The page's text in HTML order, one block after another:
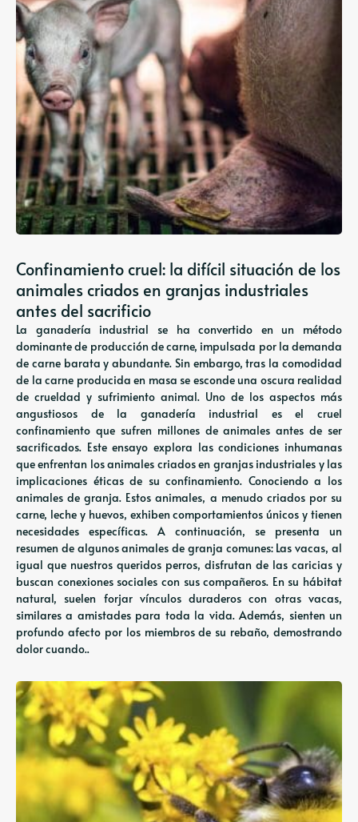
Confinamiento cruel: la difícil situación de los
animales criados en granjas industriales
antes del sacrificio
La ganadería industrial se ha convertido en un método
dominante de producción de carne, impulsada por la demanda
de carne barata y abundante. Sin embargo, tras la comodidad
de la carne producida en masa se esconde una oscura realidad
de crueldad y sufrimiento animal. Uno de los aspectos más
angustiosos de la ganadería industrial es el cruel
confinamiento que sufren millones de animales antes de ser
sacrificados. Este ensayo explora las condiciones inhumanas
que enfrentan los animales criados en granjas industriales y las
implicaciones éticas de su confinamiento. Conociendo a los
animales de granja. Estos animales, a menudo criados por su
carne, leche y huevos, exhiben comportamientos únicos y tienen
necesidades específicas. A continuación, se presenta un
resumen de algunos animales de granja comunes: Las vacas, al
igual que nuestros queridos perros, disfrutan de las caricias y
buscan conexiones sociales con sus compañeros. En su hábitat
natural, suelen forjar vínculos duraderos con otras vacas,
similares a amistades para toda la vida. Además, sienten un
profundo afecto por los miembros de su rebaño, demostrando
dolor cuando..